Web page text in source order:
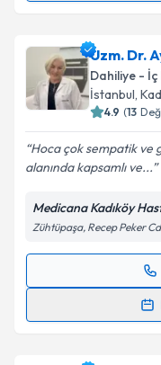
takvim
E-posta
Kişisel
kapsamda
Uzm. Dr.
Dahiliye - İç
İstanbul,
4.9 (13
Hoca çok sempatik ve
alanında kapsamlı ve...
Medicana Kadıköy
Zühtüpaşa, Recep Peker
Randevu